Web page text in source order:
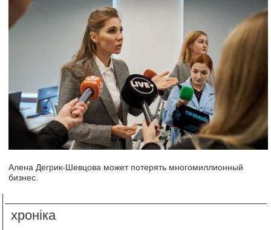
Алена Дегрик-Шевцова может потерять многомиллионный
бизнес.
хроніка